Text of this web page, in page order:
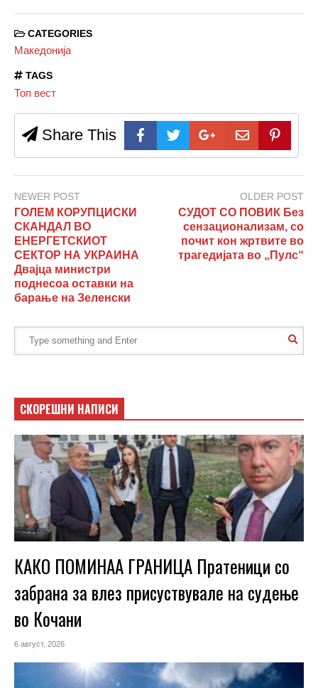
CATEGORIES
Македонија
TAGS
Топ вест
Share This
NEWER POST
ГОЛЕМ КОРУПЦИСКИ
СКАНДАЛ ВО
ЕНЕРГЕТСКИОТ
СЕКТОР НА УКРАИНА
Двајца министри
поднесоа оставки на
барање на Зеленски
OLDER POST
СУДОТ СО ПОВИК Без
сензационализам, со
почит кон жртвите во
трагедијата во „Пулс“
СКОРЕШНИ НАПИСИ
КАКО ПОМИНАА ГРАНИЦА Пратеници со
забрана за влез присуствувале на судење
во Кочани
6 август, 2026